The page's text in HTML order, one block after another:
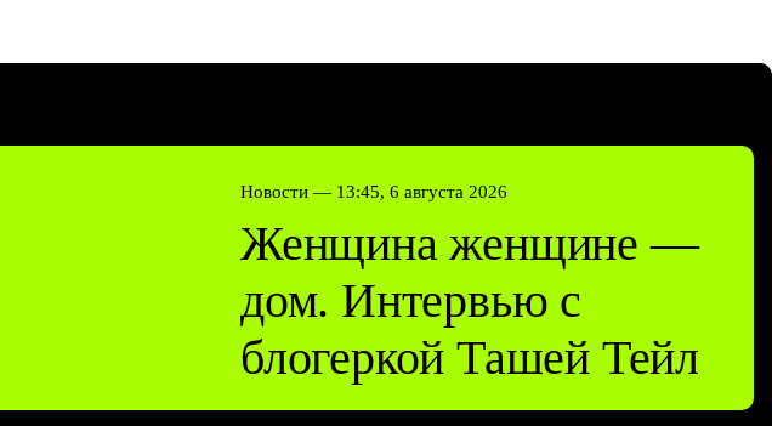
Новости — 13:45, 6 августа 2026
Женщина женщине —
дом. Интервью с
блогеркой Ташей Тейл